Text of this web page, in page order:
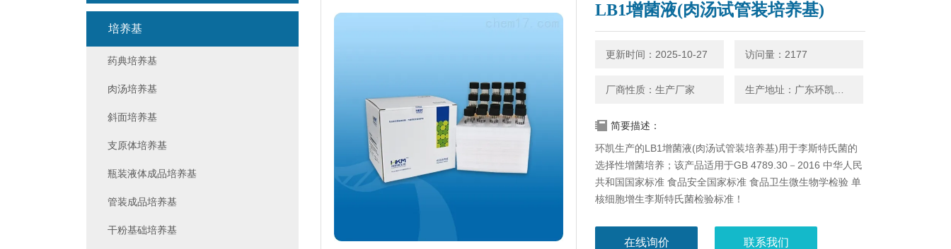
LB1增菌液(肉汤试管装培养基)
更新时间：2025-10-27 访问量：2177
厂商性质：生产厂家
简要描述：
环凯生产的LB1增菌液(肉汤试管装培养基)用于李斯特氏菌的
选择性增菌培养；该产品适用于GB 4789.30－2016 中华人民
共和国国家标准 食品安全国家标准 食品卫生微生物学检验 单
核细胞增生李斯特氏菌检验标准！
在线询价 联系我们
培养基
药典培养基
肉汤培养基
斜面培养基
支原体培养基
瓶装液体成品培养基
管装成品培养基
干粉基础培养基